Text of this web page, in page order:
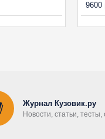
9600
Журнал Кузовик.ру
Новости, статьи,